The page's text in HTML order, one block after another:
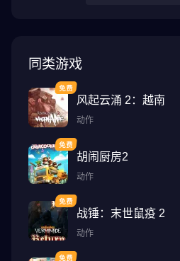
同类游戏
风起云涌 2：越南
动作
胡闹厨房2
动作
战锤：末世鼠疫 2
动作